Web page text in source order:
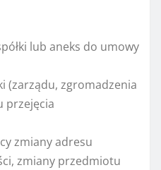
lub aneks do umowy
(zarządu, zgromadzenia
przejęcia
zmiany adresu
zmiany przedmiotu